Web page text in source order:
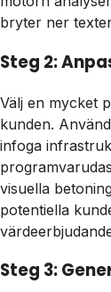
bryter ner
Steg 2:
Välj en mycket
kunden.
infoga
visuella
potentiella
Steg 3: